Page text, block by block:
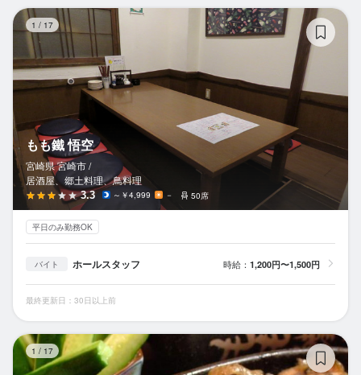
1 / 17
もも鐵 悟空
宮崎県 宮崎市 /
居酒屋、郷土料理、鳥料理
3.3 ～￥4,999 － 50席
平日のみ勤務OK
バイト ホールスタッフ 時給： 1,200円〜1,500円
最終更新日：30日以上前
1 / 17